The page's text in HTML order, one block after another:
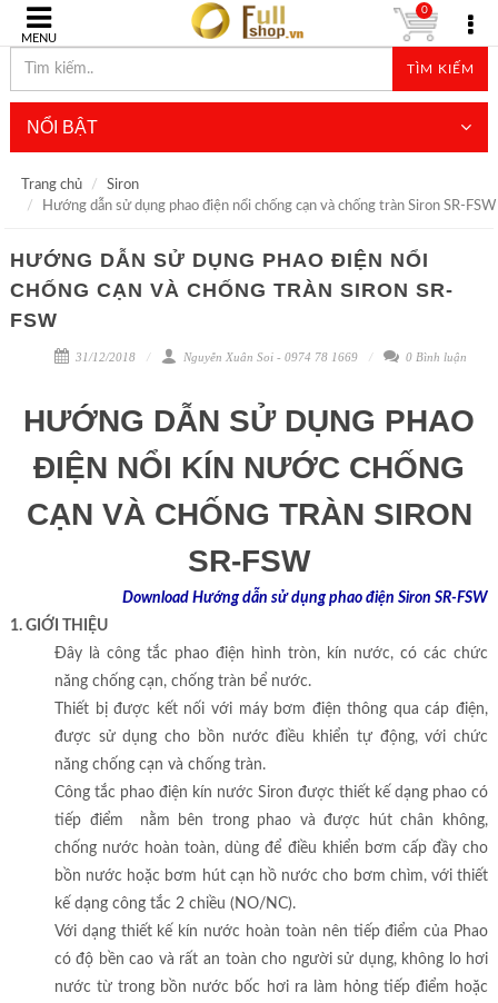
MENU
TÌM KIẾM
0
NỔI BẬT
Trang chủ
Siron
Hướng dẫn sử dụng phao điện nổi chống cạn và chống tràn Siron SR-FSW
HƯỚNG DẪN SỬ DỤNG PHAO ĐIỆN NỔI
CHỐNG CẠN VÀ CHỐNG TRÀN SIRON SR-
FSW
31/12/2018 Nguyễn Xuân Soi - 0974 78 1669 0 Bình luận
HƯỚNG DẪN SỬ DỤNG PHAO
ĐIỆN NỔI KÍN NƯỚC CHỐNG
CẠN VÀ CHỐNG TRÀN SIRON
SR-FSW
Download Hướng dẫn sử dụng phao điện Siron SR-FSW
1. GIỚI THIỆU
Đây là công tắc phao điện hình tròn, kín nước, có các chức
năng chống cạn, chống tràn bể nước.
Thiết bị được kết nối với máy bơm điện thông qua cáp điện,
được sử dụng cho bồn nước điều khiển tự động, với chức
năng chống cạn và chống tràn.
Công tắc phao điện kín nước Siron được thiết kế dạng phao có
tiếp điểm nằm bên trong phao và được hút chân không,
chống nước hoàn toàn, dùng để điều khiển bơm cấp đầy cho
bồn nước hoặc bơm hút cạn hồ nước cho bơm chìm, với thiết
kế dạng công tắc 2 chiều (NO/NC).
Với dạng thiết kế kín nước hoàn toàn nên tiếp điểm của Phao
có độ bền cao và rất an toàn cho người sử dụng, không lo hơi
nước từ trong bồn nước bốc hơi ra làm hỏng tiếp điểm hoặc